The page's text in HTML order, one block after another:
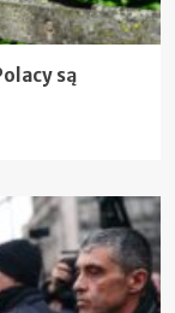
są